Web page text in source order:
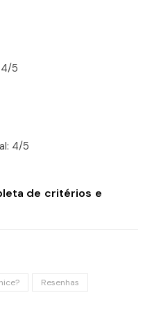
5
4/5
de critérios e
Resenhas